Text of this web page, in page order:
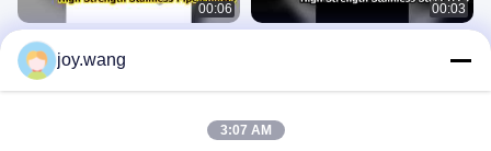
00:06
Premium Paslanmaz Çelik Alın
Kaynaklı Dirsek Boru Ek Parçaları
Alın Kaynaklı Ek Parçalar
00:03
joy.wang
3:07 AM